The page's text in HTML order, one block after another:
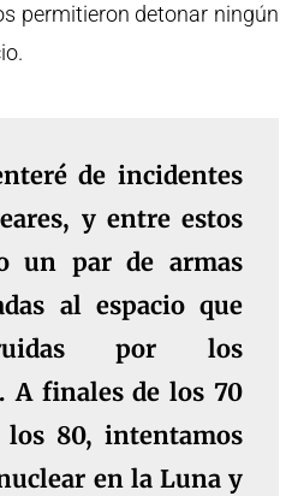
permitieron detonar ningún
de incidentes
y entre estos
un par de armas
al espacio que
por los
A finales de los 70
80, intentamos
en la Luna y